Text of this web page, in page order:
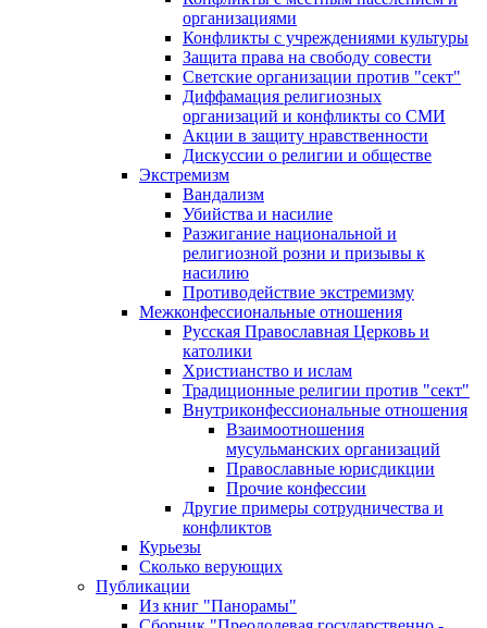
организациями
Конфликты с учреждениями культуры
Защита права на свободу совести
Светские организации против "сект"
Диффамация религиозных
организаций и конфликты со СМИ
Акции в защиту нравственности
Дискуссии о религии и обществе
Экстремизм
Вандализм
Убийства и насилие
Разжигание национальной и
религиозной розни и призывы к
насилию
Противодействие экстремизму
Межконфессиональные отношения
Русская Православная Церковь и
католики
Христианство и ислам
Традиционные религии против "сект"
Внутриконфессиональные отношения
Взаимоотношения
мусульманских организаций
Православные юрисдикции
Прочие конфессии
Другие примеры сотрудничества и
конфликтов
Курьезы
Сколько верующих
Публикации
Из книг "Панорамы"